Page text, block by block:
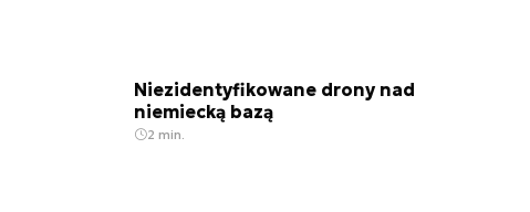
Niezidentyfikowane drony nad
niemiecką bazą
2 min.